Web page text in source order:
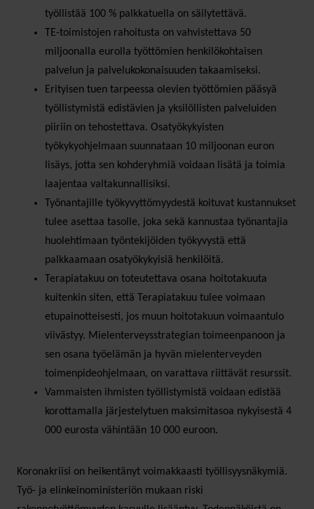
työllistää 100 % palkkatuella on säilytettävä.
TE-toimistojen rahoitusta on vahvistettava 50
miljoonalla eurolla työttömien henkilökohtaisen
palvelun ja palvelukokonaisuuden takaamiseksi.
Erityisen tuen tarpeessa olevien työttömien pääsyä
työllistymistä edistävien ja yksilöllisten palveluiden
piiriin on tehostettava. Osatyökykyisten
työkykyohjelmaan suunnataan 10 miljoonan euron
lisäys, jotta sen kohderyhmiä voidaan lisätä ja toimia
laajentaa valtakunnallisiksi.
Työnantajille työkyvyttömyydestä koituvat kustannukset
tulee asettaa tasolle, joka sekä kannustaa työnantajia
huolehtimaan työntekijöiden työkyvystä että
palkkaamaan osatyökykyisiä henkilöitä.
Terapiatakuu on toteutettava osana hoitotakuuta
kuitenkin siten, että Terapiatakuu tulee voimaan
etupainotteisesti, jos muun hoitotakuun voimaantulo
viivästyy. Mielenterveysstrategian toimeenpanoon ja
sen osana työelämän ja hyvän mielenterveyden
toimenpideohjelmaan, on varattava riittävät resurssit.
Vammaisten ihmisten työllistymistä voidaan edistää
korottamalla järjestelytuen maksimitasoa nykyisestä 4
000 eurosta vähintään 10 000 euroon.
Koronakriisi on heikentänyt voimakkaasti työllisyysnäkymiä.
Työ- ja elinkeinoministeriön mukaan riski